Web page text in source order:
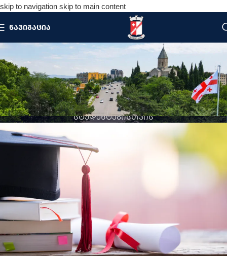
skip to navigation skip to main content
ᲜᲐᲕᲘᲒᲐᲪᲘᲐ
ᲞᲠᲝᲒᲠᲐᲛᲔᲑᲘ
ᲡᲢᲣᲓᲔᲜᲢᲔᲑᲘᲡᲗᲕᲘᲡ
მთავარი/ მოქალაქეებისათვის/
ახალგაზრდებისთვის/ პროგრამები
სტუდენტებისთვის